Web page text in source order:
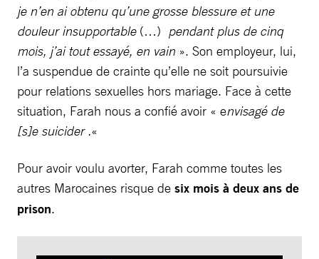
je n’en ai obtenu qu’une grosse blessure et une
douleur insupportable(…) pendant plus de cinq
mois, j’ai tout essayé, en vain ». Son employeur, lui,
l’a suspendue de crainte qu’elle ne soit poursuivie
pour relations sexuelles hors mariage. Face à cette
situation, Farah nous a confié avoir « envisagé de
[s]e suicider .«
Pour avoir voulu avorter, Farah comme toutes les
autres Marocaines risque de six mois à deux ans de
prison.